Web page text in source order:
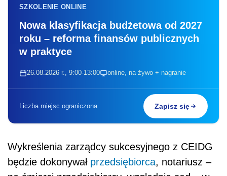
Wykreślenia zarządcy sukcesyjnego z CEIDG
będzie dokonywałprzedsiębiorca, notariusz –
po śmierci przedsiębiorcy, względnie sąd – w
przypadku gdy zarządca sukcesyjny zostanie
odwołany z powodu rażącego naruszenia
obowiązków.
Śmierć zarządcy sukcesyjnego, utratę przez
niego pełnej zdolności do czynności prawnych
prowadzenia działalności gospodarczej lub
pełnienia funkcji zarządcy sukcesyjnego po